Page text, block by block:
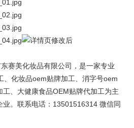
东赛美化妆品有限公司 ，是一家专业
、化妆品oem贴牌加工、消字号oem
工、大健康食品OEM贴牌代加工为主
业。联系电话：13501516314 微信同